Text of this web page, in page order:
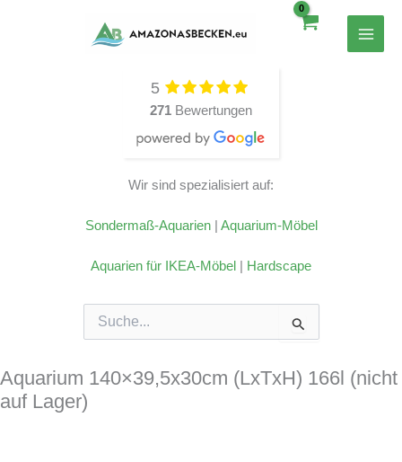
5
271 Bewertungen
Wir sind spezialisiert auf:
Sondermaß-Aquarien| Aquarium-Möbel
Aquarien für IKEA-Möbel | Hardscape
Suchen
nach:
Aquarium 140×39,5x30cm (LxTxH) 166l (nicht
auf Lager)